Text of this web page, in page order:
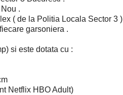
.
( de la Politia Locala Sector 3 )
garsoniera .
si este dotata cu :
Netflix HBO Adult)